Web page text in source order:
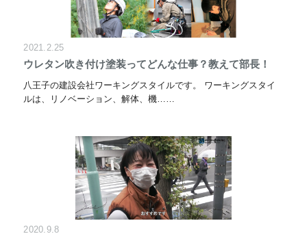
2021.2.25
ウレタン吹き付け塗装ってどんな仕事？教えて部長！
八王子の建設会社ワーキングスタイルです。 ワーキングスタイ
ルは、リノベーション、解体、機……
2020.9.8